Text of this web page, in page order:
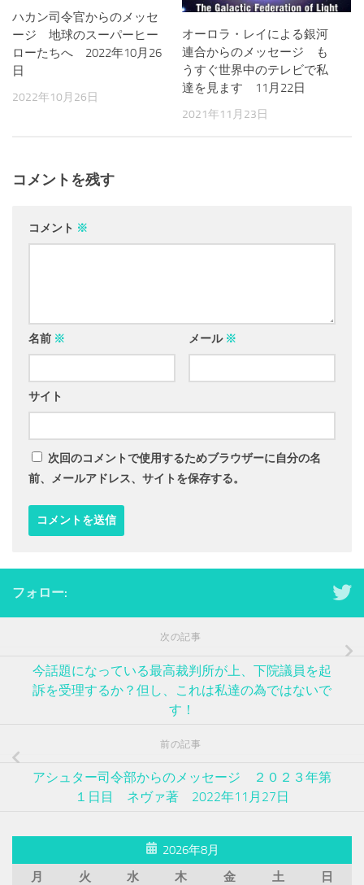
ハカン司令官からのメッセ
ージ 地球のスーパーヒー
ローたちへ 2022年10月26
日
2022年10月26日
オーロラ・レイによる銀河
連合からのメッセージ も
うすぐ世界中のテレビで私
達を見ます 11月22日
2021年11月23日
コメントを残す
コメント ※
名前 ※ メール ※
サイト
次回のコメントで使用するためブラウザーに自分の名
前、メールアドレス、サイトを保存する。
フォロー:
次の記事
今話題になっている最高裁判所が上、下院議員を起
訴を受理するか？但し、これは私達の為ではないで
す！
前の記事
アシュター司令部からのメッセージ ２０２３年第
１日目 ネヴァ著 2022年11月27日
2026年8月
月
火 水 木 金 土
日